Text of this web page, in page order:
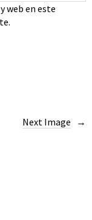
web en este
Next Image